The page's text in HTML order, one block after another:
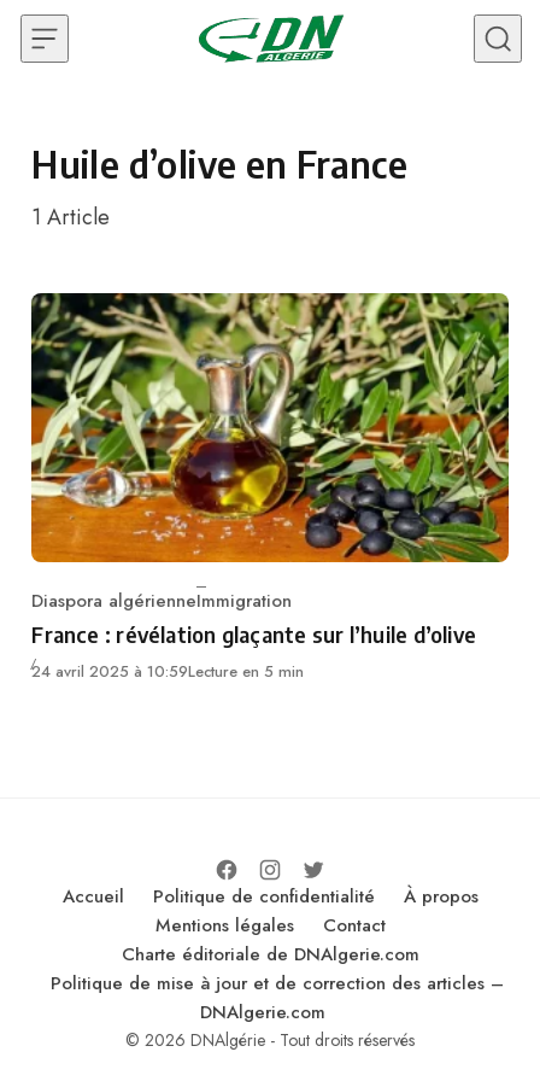
Skip to content
Huile d’olive en France
1 Article
Category
Diaspora algérienneImmigration
France : révélation glaçante sur l’huile d’olive
24 avril 2025 à 10:59Lecture en 5 min
Accueil Politique de confidentialité
À propos
Mentions légales
Contact
Charte éditoriale de DNAlgerie.com
Politique de mise à jour et de correction des articles –
DNAlgerie.com
© 2026 DNAlgérie - Tout droits réservés